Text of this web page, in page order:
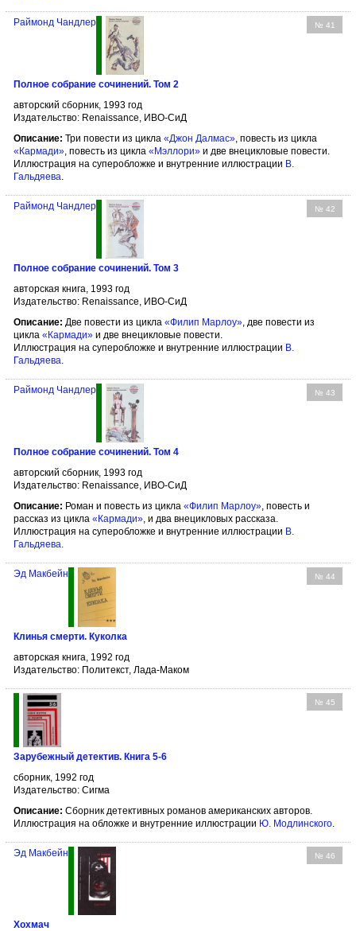
№ 41
Раймонд Чандлер
Полное собрание сочинений. Том 2
авторский сборник, 1993 год
Издательство: Renaissance, ИВО-СиД
Описание: Три повести из цикла «Джон Далмас» , повесть из цикла
«Кармади» , повесть из цикла «Мэллори» и две внецикловые повести.
Иллюстрация на суперобложке и внутренние иллюстрации В.
Гальдяева
№ 42
Раймонд Чандлер
Полное собрание сочинений. Том 3
авторская книга, 1993 год
Издательство: Renaissance, ИВО-СиД
Описание: Две повести из цикла «Филип Марлоу», две повести из
цикла «Кармади» и две внецикловые повести.
Иллюстрация на суперобложке и внутренние иллюстрации В.
Гальдяева.
№ 43
Раймонд Чандлер
Полное собрание сочинений. Том 4
авторский сборник, 1993 год
Издательство: Renaissance, ИВО-СиД
Описание: Роман и повесть из цикла «Филип Марлоу» , повесть и
рассказ из цикла «Кармади» , и два внецикловых рассказа.
Иллюстрация на суперобложке и внутренние иллюстрации В.
Гальдяева
№ 44
Эд Макбейн
Клинья смерти. Куколка
авторская книга, 1992 год
Издательство: Политекст, Лада-Маком
№ 45
Зарубежный детектив. Книга 5-6
сборник, 1992 год
Издательство: Сигма
Описание: Сборник детективных романов американских авторов.
Иллюстрация на обложке и внутренние иллюстрации Ю. Модлинского.
№ 46
Эд Макбейн
Хохмач